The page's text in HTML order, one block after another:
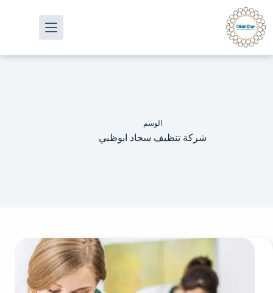
الوسم
شركة تنظيف سجاد ابوظبي